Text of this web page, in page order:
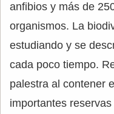
anfibios y más de
organismos. La
estudiando y se
cada poco tiempo.
palestra al contener
importantes